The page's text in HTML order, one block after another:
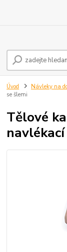
Úvod Návleky na
se šlemi
Tělové